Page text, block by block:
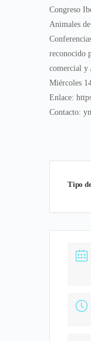
Congreso
Animales
reconocido
comercial y
Miércoles
Enlace:
Contacto:
Tipo